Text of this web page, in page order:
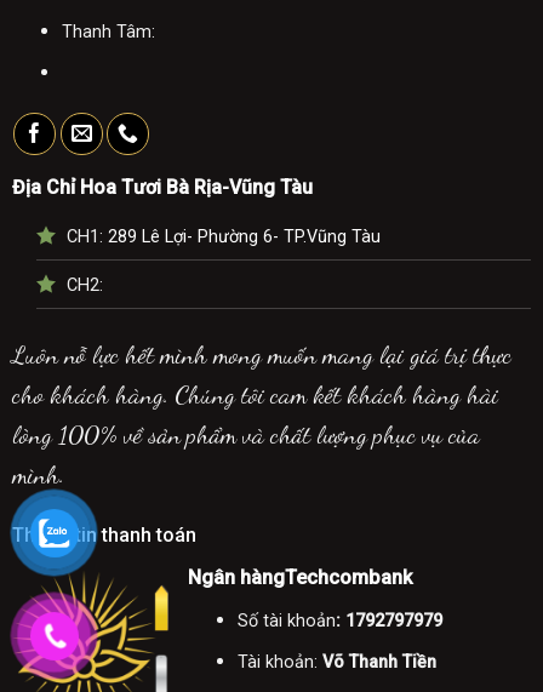
Thanh Tâm:
Địa Chỉ Hoa Tươi Bà Rịa-Vũng Tàu
CH1: 289 Lê Lợi- Phường 6- TP.Vũng Tàu
CH2:
Luôn nỗ lực hết mình mong muốn mang lại giá trị thực
cho khách hàng. Chúng tôi cam kết khách hàng hài
lòng 100% về sản phẩm và chất lượng phục vụ của
mình.
Thông tin thanh toán
Ngân hàngTechcombank
Số tài khoản: 1792797979
Tài khoản: Võ Thanh Tiền